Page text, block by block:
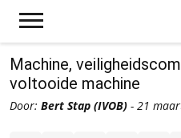
Machine,
voltooide machine
Door: Bert Stap (IVOB) - 21